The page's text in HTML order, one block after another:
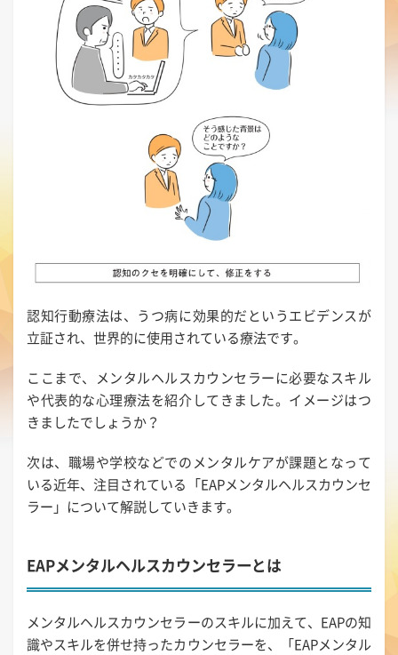
認知行動療法は、うつ病に効果的だというエビデンスが
立証され、世界的に使用されている療法です。
ここまで、メンタルヘルスカウンセラーに必要なスキル
や代表的な心理療法を紹介してきました。イメージはつ
きましたでしょうか？
次は、職場や学校などでのメンタルケアが課題となって
いる近年、注目されている「EAPメンタルヘルスカウンセ
ラー」について解説していきます。
EAPメンタルヘルスカウンセラーとは
メンタルヘルスカウンセラーのスキルに加えて、EAPの知
識やスキルを併せ持ったカウンセラーを、「EAPメンタル